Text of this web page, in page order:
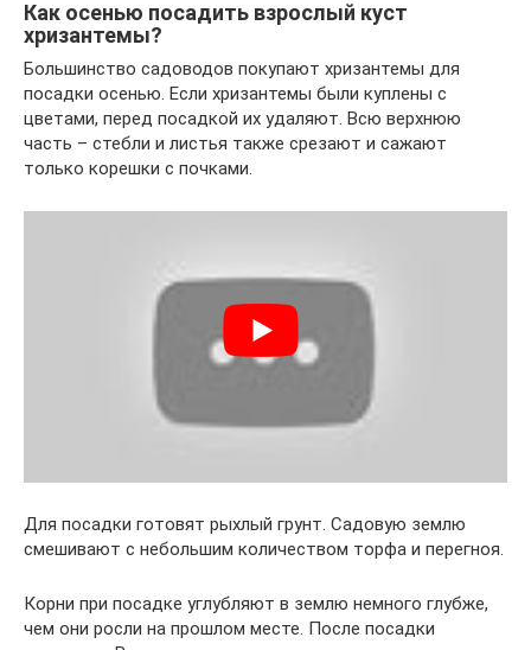
Как осенью посадить взрослый куст
хризантемы?
Большинство садоводов покупают хризантемы для
посадки осенью. Если хризантемы были куплены с
цветами, перед посадкой их удаляют. Всю верхнюю
часть – стебли и листья также срезают и сажают
только корешки с почками.
Для посадки готовят рыхлый грунт. Садовую землю
смешивают с небольшим количеством торфа и перегноя.
Корни при посадке углубляют в землю немного глубже,
чем они росли на прошлом месте. После посадки